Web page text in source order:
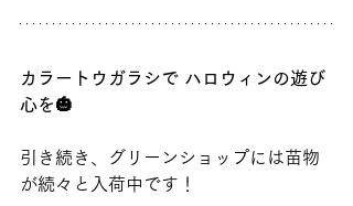
カラートウガラシで ハロウィンの遊び
心を🎃
引き続き、グリーンショップには苗物
が続々と入荷中です！